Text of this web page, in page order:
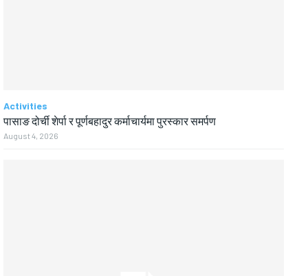
Activities
पासाङ दोर्ची शेर्पा र पूर्णबहादुर कर्माचार्यमा पुरस्कार समर्पण
August 4, 2026